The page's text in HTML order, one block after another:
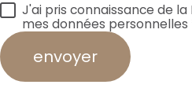
J'ai pris connaissance de
mes données personnelles
envoyer